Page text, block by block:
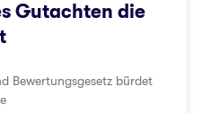
Gutachten die
Bewertungsgesetz bürdet